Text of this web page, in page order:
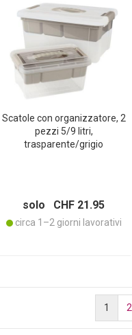
Scatole con organizzatore, 2
pezzi 5/9 litri,
trasparente/grigio
solo CHF 21.95
circa 1–2 giorni lavorativi
1 2